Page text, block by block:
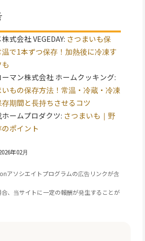
式会社 VEGEDAY: さつまいも保
で1本ずつ保存！加熱後に冷凍す
マン株式会社 ホームクッキング:
いもの保存方法！常温・冷蔵・冷凍
存期間と長持ちさせるコツ
ームプロダクツ: さつまいも｜野
ポイント
年02月
アソシエイトプログラムの広告リンクが含
、当サイトに一定の報酬が発生することが